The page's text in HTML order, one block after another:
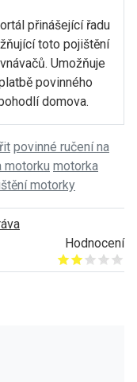
přinášející řadu
toto pojištění
Umožňuje
povinného
domova.
povinné ručení na
motorku motorka
motorky
Hodnocení
Give it 1/5
Give it 2/5
Give it 3/5
Give it 4/5
Give it 5/5